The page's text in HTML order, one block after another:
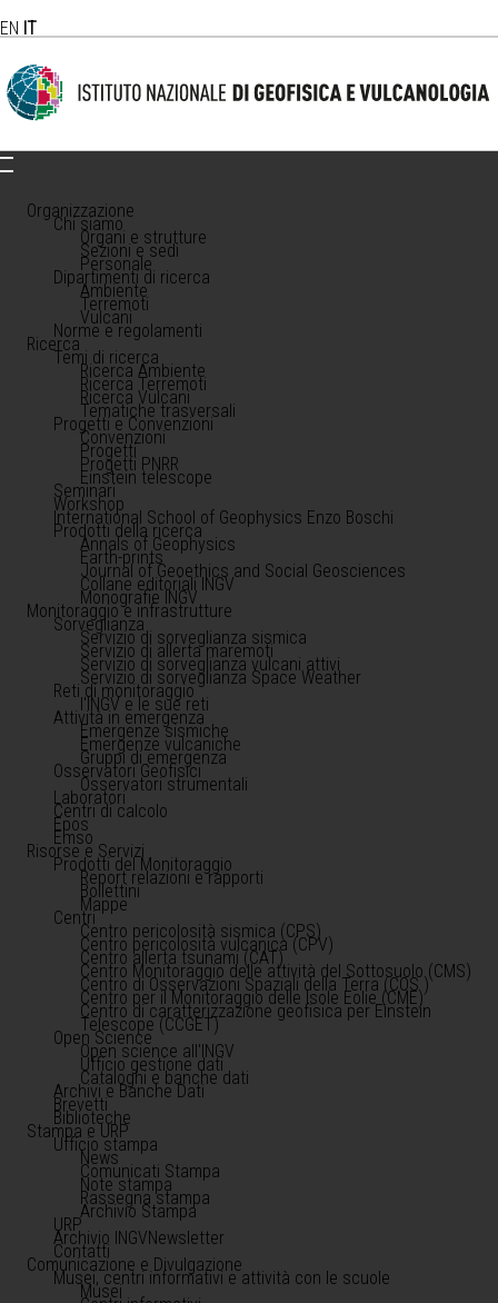
EN IT
Organizzazione
Chi siamo
Organi e strutture
Sezioni e sedi
Personale
Dipartimenti di ricerca
Ambiente
Terremoti
Vulcani
Norme e regolamenti
Ricerca
Temi di ricerca
Ricerca Ambiente
Ricerca Terremoti
Ricerca Vulcani
Tematiche trasversali
Progetti e Convenzioni
Convenzioni
Progetti
Progetti PNRR
Einstein telescope
Seminari
Workshop
International School of Geophysics Enzo Boschi
Prodotti della ricerca
Annals of Geophysics
Earth-prints
Journal of Geoethics and Social Geosciences
Collane editoriali INGV
Monografie INGV
Monitoraggio e infrastrutture
Sorveglianza
Servizio di sorveglianza sismica
Servizio di allerta maremoti
Servizio di sorveglianza vulcani attivi
Servizio di sorveglianza Space Weather
Reti di monitoraggio
l'INGV e le sue reti
Attività in emergenza
Emergenze sismiche
Emergenze vulcaniche
Gruppi di emergenza
Osservatori Geofisici
Osservatori strumentali
Laboratori
Centri di calcolo
Epos
Emso
Risorse e Servizi
Prodotti del Monitoraggio
Report relazioni e rapporti
Bollettini
Mappe
Centri
Centro pericolosità sismica (CPS)
Centro pericolosità vulcanica (CPV)
Centro allerta tsunami (CAT)
Centro Monitoraggio delle attività del Sottosuolo (CMS)
Centro di Osservazioni Spaziali della Terra (COS )
Centro per il Monitoraggio delle Isole Eolie (CME)
Centro di caratterizzazione geofisica per Einstein
Telescope (CCGET)
Open Science
Open science all'INGV
Ufficio gestione dati
Cataloghi e banche dati
Archivi e Banche Dati
Brevetti
Biblioteche
Stampa e URP
Ufficio stampa
News
Comunicati Stampa
Note stampa
Rassegna stampa
Archivio Stampa
URP
Archivio INGVNewsletter
Contatti
Comunicazione e Divulgazione
Musei, centri informativi e attività con le scuole
Musei